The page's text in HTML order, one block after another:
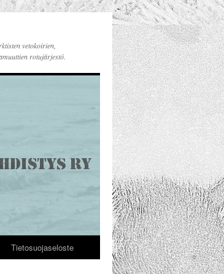
vetokoirien,
rotujärjestö.
Tietosuojaseloste